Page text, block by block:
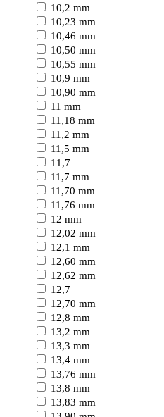
10,2 mm
10,23 mm
10,46 mm
10,50 mm
10,55 mm
10,9 mm
10,90 mm
11 mm
11,18 mm
11,2 mm
11,5 mm
11,7
11,7 mm
11,70 mm
11,76 mm
12 mm
12,02 mm
12,1 mm
12,60 mm
12,62 mm
12,7
12,70 mm
12,8 mm
13,2 mm
13,3 mm
13,4 mm
13,76 mm
13,8 mm
13,83 mm